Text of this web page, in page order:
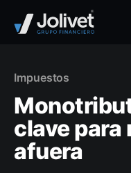
Impuestos
clave para
afuera